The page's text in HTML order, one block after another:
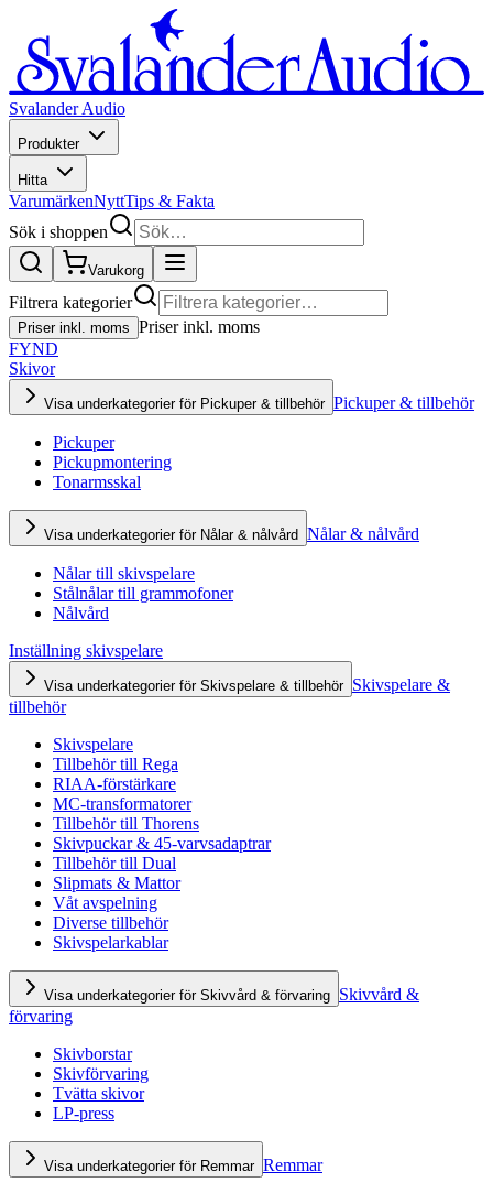
Svalander Audio
Produkter
Hitta
VarumärkenNyttTips & Fakta
Sök i shoppen
Varukorg
Filtrera kategorier
Priser inkl. moms Priser inkl. moms
FYND
Skivor
Visa underkategorier för Pickuper & tillbehör Pickuper & tillbehör
Pickuper
Pickupmontering
Tonarmsskal
Visa underkategorier för Nålar & nålvård Nålar & nålvård
Nålar till skivspelare
Stålnålar till grammofoner
Nålvård
Inställning skivspelare
Visa underkategorier för Skivspelare & tillbehör Skivspelare &
tillbehör
Skivspelare
Tillbehör till Rega
RIAA-förstärkare
MC-transformatorer
Tillbehör till Thorens
Skivpuckar & 45-varvsadaptrar
Tillbehör till Dual
Slipmats & Mattor
Våt avspelning
Diverse tillbehör
Skivspelarkablar
Visa underkategorier för Skivvård & förvaring Skivvård &
förvaring
Skivborstar
Skivförvaring
Tvätta skivor
LP-press
Visa underkategorier för Remmar Remmar